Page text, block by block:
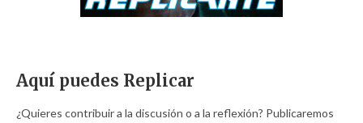
Aquí puedes Replicar
¿Quieres contribuir a la discusión o a la reflexión? Publicaremos